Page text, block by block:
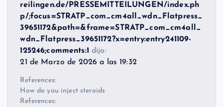
reilingen.de/PRESSEMITTEILUNGEN/index.ph
p/;focus=STRATP_com_cm4all_wdn_Flatpress_
39651172&path=&frame=STRATP_com_cm4all_
wdn_Flatpress_39651172?x=entry:entry241109-
125246;comments:1 dijo:
21 de Marzo de 2026 a las 19:32
References:
How do you inject steroids
References: